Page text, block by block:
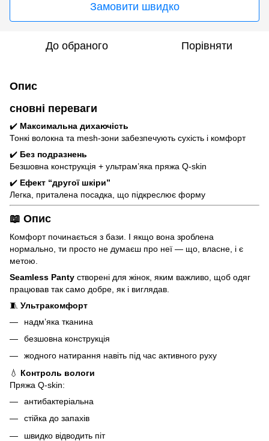
Замовити швидко
До обраного Порівняти
Опис
сновні переваги
✔️ Максимальна дихаючість
Тонкі волокна та mesh-зони забезпечують сухість і комфорт
✔️ Без подразнень
Безшовна конструкція + ультрам’яка пряжа Q-skin
✔️ Ефект “другої шкіри”
Легка, приталена посадка, що підкреслює форму
📖 Опис
Комфорт починається з бази. І якщо вона зроблена
нормально, ти просто не думаєш про неї — що, власне, і є
метою.
Seamless Panty створені для жінок, яким важливо, щоб одяг
працював так само добре, як і виглядав.
🧵 Ультракомфорт
надм’яка тканина
безшовна конструкція
жодного натирання навіть під час активного руху
💧 Контроль вологи
Пряжа Q-skin:
антибактеріальна
стійка до запахів
швидко відводить піт